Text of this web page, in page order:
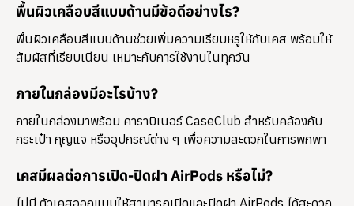
พื้นผิวเคลือบสีแบบด้านมีข้อดีอย่างไร?
พื้นผิวเคลือบสีแบบด้านช่วยเพิ่มความเรียบหรูให้กับเคส พร้อมให้
สัมผัสที่เรียบเนียน เหมาะกับการใช้งานในทุกวัน
ภายในกล่องมีอะไรบ้าง?
ภายในกล่องมาพร้อม คาราบิเนอร์ CaseClub สำหรับคล้องกับ
กระเป๋า กุญแจ หรืออุปกรณ์ต่าง ๆ เพื่อความสะดวกในการพกพา
เคสมีผลต่อการเปิด-ปิดฝา AirPods หรือไม่?